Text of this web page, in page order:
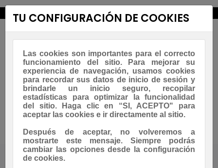
Navegación
de
palanca Asesoramiento Whatsapp
Tienda ACCESORIOS
TU CONFIGURACIÓN DE COOKIES
Las cookies son importantes para el correcto
funcionamiento del sitio. Para mejorar su
experiencia de navegación, usamos cookies
para recordar sus datos de inicio de sesión y
brindarle un inicio seguro, recopilar
estadísticas para optimizar la funcionalidad
del sitio. Haga clic en “SI, ACEPTO" para
aceptar las cookies e ir directamente al sitio.
Después de aceptar, no volveremos a
mostrarte este mensaje. Siempre podrás
cambiar las opciones desde la configuración
de cookies.